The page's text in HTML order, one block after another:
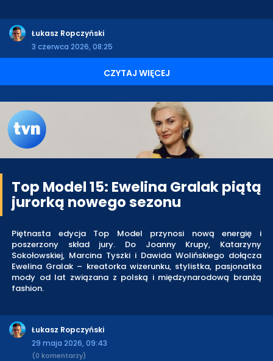
Łukasz Ropczyński
3 czerwca 2026, 08:25
CZYTAJ WIĘCEJ
Top Model 15: Ewelina Gralak piątą
jurorką nowego sezonu
Piętnasta edycja Top Model przynosi nową energię i
poszerzony skład jury. Do Joanny Krupy, Katarzyny
Sokołowskiej, Marcina Tyszki i Dawida Wolińskiego dołącza
Ewelina Gralak – kreatorka wizerunku, stylistka, pasjonatka
mody od lat związana z polską i międzynarodową branżą
fashion.
Łukasz Ropczyński
29 maja 2026, 09:43
(0 komentarzy)